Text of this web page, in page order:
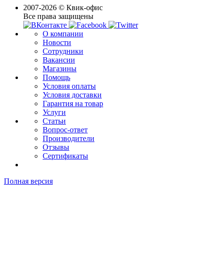
2007-2026 © Квик-офис
Все права защищены
О компании
Новости
Сотрудники
Вакансии
Магазины
Помощь
Условия оплаты
Условия доставки
Гарантия на товар
Услуги
Статьи
Вопрос-ответ
Производители
Отзывы
Сертификаты
Полная версия